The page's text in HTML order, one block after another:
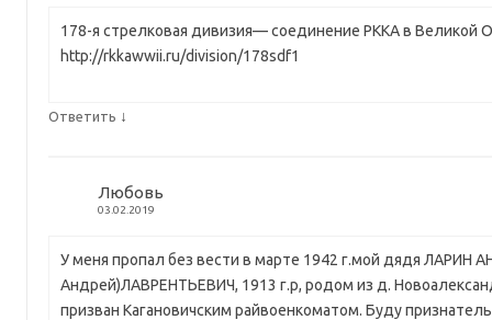
178-я стрелковая дивизия— соединение РККА в Великой
http://rkkawwii.ru/division/178sdf1
Ответить ↓
Любовь
03.02.2019
У меня пропал без вести в марте 1942 г.мой дядя ЛАРИН
Андрей)ЛАВРЕНТЬЕВИЧ, 1913 г.р, родом из д.
призван Кагановичским райвоенкоматом. Буду